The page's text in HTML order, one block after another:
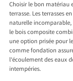
Choisir le bon matériau
terrasse. Les terrasses
naturelle incomparable,
le bois composite
une option prisée pour
comme fondation
l’écoulement des eaux
intempéries.